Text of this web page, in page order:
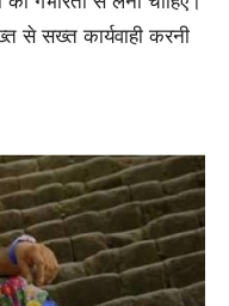
से सख्त कार्यवाही करनी